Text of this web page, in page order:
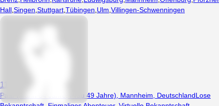
Hall,Singen,Stuttgart,Tübingen,Ulm,Villingen-Schwenningen
1126
Paar (Mann 54 Jahre, Frau 49 Jahre), Mannheim, DeutschlandLose